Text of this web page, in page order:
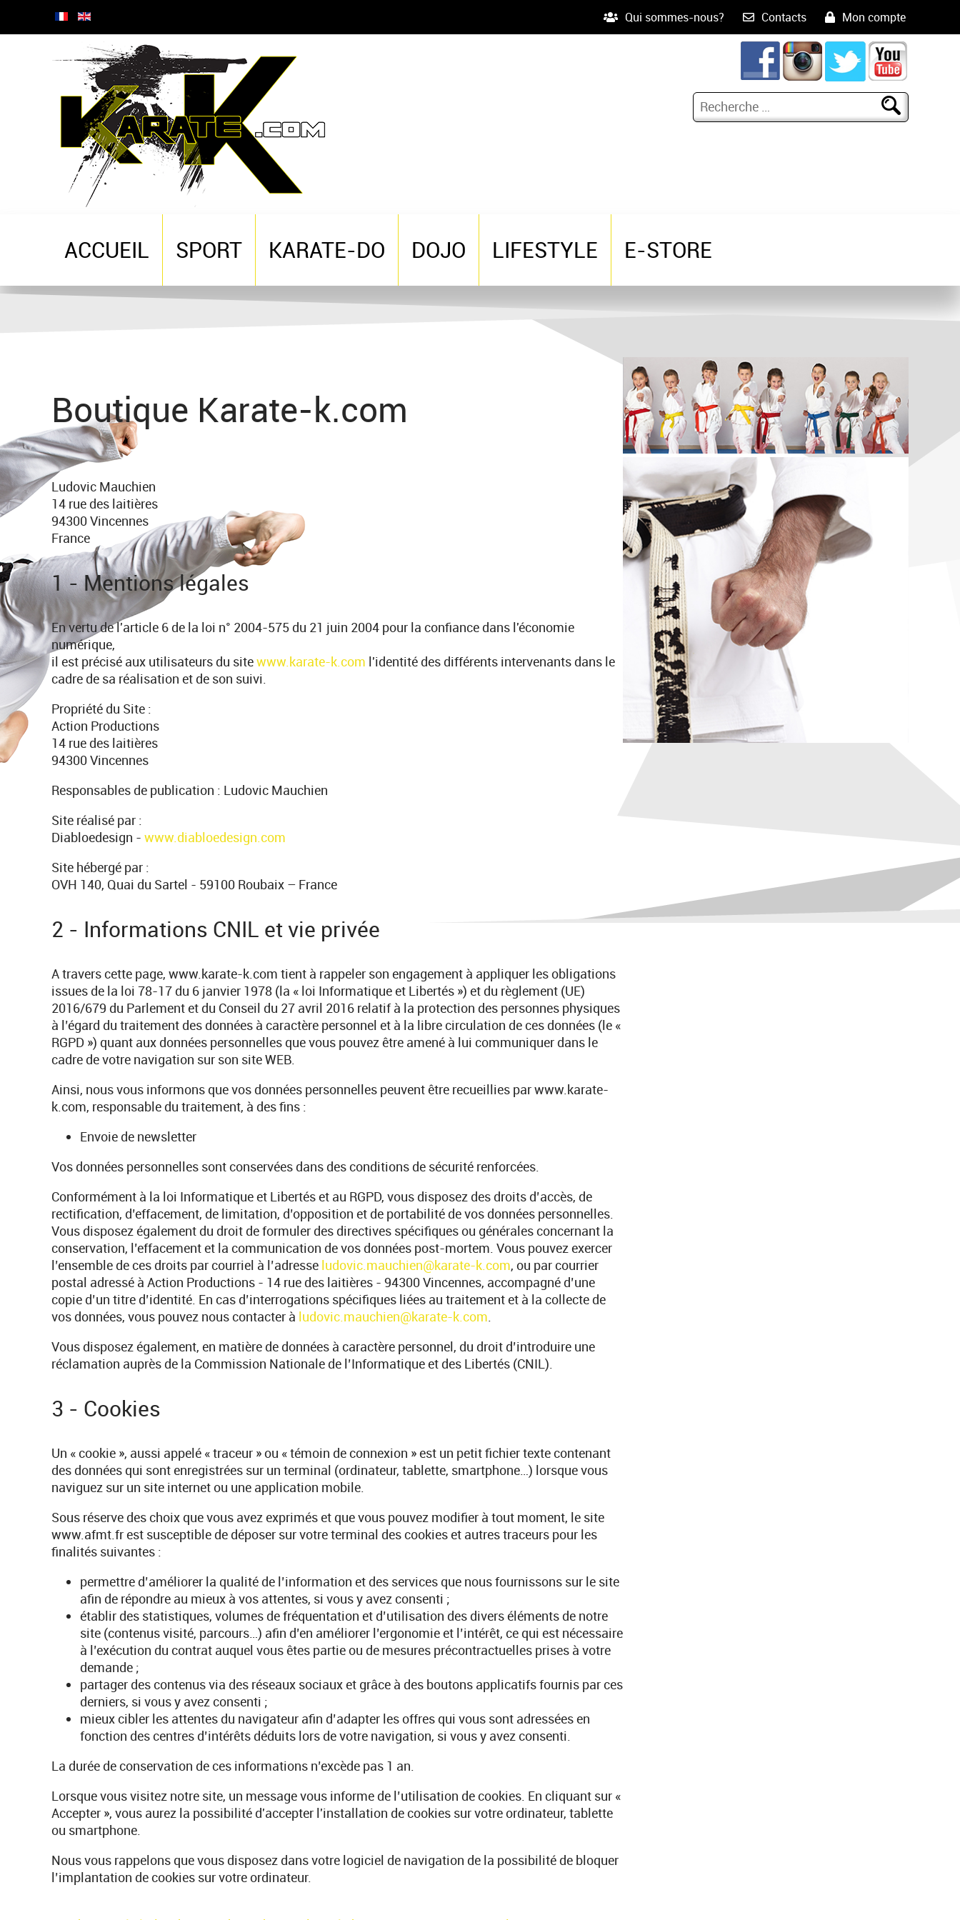
Qui sommes-nous? Contacts Mon compte
ACCUEIL SPORT KARATE-DO DOJO LIFESTYLE E-STORE
Boutique Karate-k.com
Ludovic Mauchien
14 rue des laitières
94300 Vincennes
France
1 - Mentions légales
En vertu de l'article 6 de la loi n° 2004-575 du 21 juin 2004 pour la confiance dans l'économie
numérique,
il est précisé aux utilisateurs du sitewww.karate-k.com l'identité des différents intervenants dans le
cadre de sa réalisation et de son suivi.
Propriété du Site :
Action Productions
14 rue des laitières
94300 Vincennes
Responsables de publication : Ludovic Mauchien
Site réalisé par :
Diabloedesign - www.diabloedesign.com
Site hébergé par :
OVH 140, Quai du Sartel - 59100 Roubaix – France
2 - Informations CNIL et vie privée
A travers cette page, www.karate-k.com tient à rappeler son engagement à appliquer les obligations
issues de la loi 78-17 du 6 janvier 1978 (la « loi Informatique et Libertés ») et du règlement (UE)
2016/679 du Parlement et du Conseil du 27 avril 2016 relatif à la protection des personnes physiques
à l’égard du traitement des données à caractère personnel et à la libre circulation de ces données (le «
RGPD ») quant aux données personnelles que vous pouvez être amené à lui communiquer dans le
cadre de votre navigation sur son site WEB.
Ainsi, nous vous informons que vos données personnelles peuvent être recueillies par www.karate-
k.com, responsable du traitement, à des fins :
Envoie de newsletter
Vos données personnelles sont conservées dans des conditions de sécurité renforcées.
Conformément à la loi Informatique et Libertés et au RGPD, vous disposez des droits d’accès, de
rectification, d’effacement, de limitation, d’opposition et de portabilité de vos données personnelles.
Vous disposez également du droit de formuler des directives spécifiques ou générales concernant la
conservation, l’effacement et la communication de vos données post-mortem. Vous pouvez exercer
l’ensemble de ces droits par courriel à l’adresse ludovic.mauchien@karate-k.com, ou par courrier
postal adressé à Action Productions - 14 rue des laitières - 94300 Vincennes, accompagné d’une
copie d’un titre d’identité. En cas d’interrogations spécifiques liées au traitement et à la collecte de
vos données, vous pouvez nous contacter à ludovic.mauchien@karate-k.com
Vous disposez également, en matière de données à caractère personnel, du droit d’introduire une
réclamation auprès de la Commission Nationale de l’Informatique et des Libertés (CNIL).
3 - Cookies
Un « cookie », aussi appelé « traceur » ou « témoin de connexion » est un petit fichier texte contenant
des données qui sont enregistrées sur un terminal (ordinateur, tablette, smartphone…) lorsque vous
naviguez sur un site internet ou une application mobile.
Sous réserve des choix que vous avez exprimés et que vous pouvez modifier à tout moment, le site
www.afmt.fr est susceptible de déposer sur votre terminal des cookies et autres traceurs pour les
finalités suivantes :
permettre d’améliorer la qualité de l’information et des services que nous fournissons sur le site
afin de répondre au mieux à vos attentes, si vous y avez consenti ;
établir des statistiques, volumes de fréquentation et d’utilisation des divers éléments de notre
site (contenus visité, parcours…) afin d’en améliorer l’ergonomie et l’intérêt, ce qui est nécessaire
à l’exécution du contrat auquel vous êtes partie ou de mesures précontractuelles prises à votre
demande ;
partager des contenus via des réseaux sociaux et grâce à des boutons applicatifs fournis par ces
derniers, si vous y avez consenti ;
mieux cibler les attentes du navigateur afin d’adapter les offres qui vous sont adressées en
fonction des centres d’intérêts déduits lors de votre navigation, si vous y avez consenti.
La durée de conservation de ces informations n’excède pas 1 an.
Lorsque vous visitez notre site, un message vous informe de l’utilisation de cookies. En cliquant sur «
Accepter », vous aurez la possibilité d'accepter l'installation de cookies sur votre ordinateur, tablette
ou smartphone.
Nous vous rappelons que vous disposez dans votre logiciel de navigation de la possibilité de bloquer
l’implantation de cookies sur votre ordinateur.